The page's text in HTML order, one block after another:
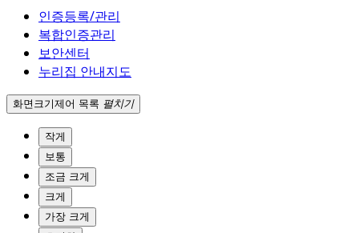
인증등록/관리
복합인증관리
보안센터
누리집 안내지도
화면크기제어 목록 펼치기
작게
보통
조금 크게
크게
가장 크게